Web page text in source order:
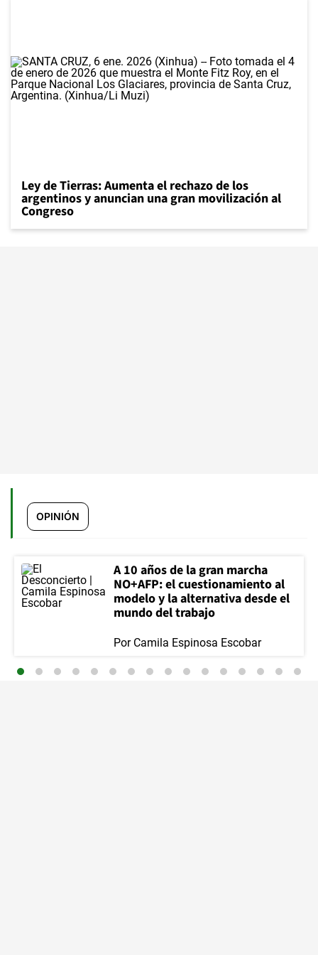
Ley de Tierras: Aumenta el rechazo de los
argentinos y anuncian una gran movilización al
Congreso
OPINIÓN
A 10 años de la gran marcha
NO+AFP: el cuestionamiento al
modelo y la alternativa desde el
mundo del trabajo
Por Camila Espinosa Escobar